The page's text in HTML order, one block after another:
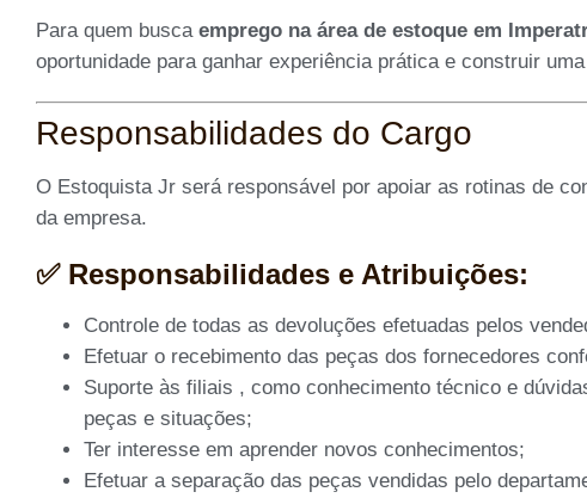
Para quem busca emprego na área de estoque em
oportunidade para ganhar experiência prática e construir
Responsabilidades do Cargo
O Estoquista Jr será responsável por apoiar as rotinas de
da empresa.
✅ Responsabilidades e Atribuições:
Controle de todas as devoluções efetuadas pelos
Efetuar o recebimento das peças dos fornecedores
Suporte às filiais , como conhecimento técnico e
peças e situações;
Ter interesse em aprender novos conhecimentos;
Efetuar a separação das peças vendidas pelo